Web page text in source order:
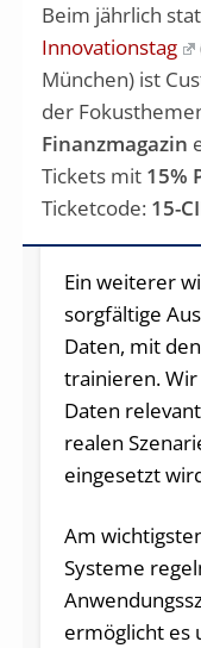
Beim jährlich
Innovationstag
München) ist
der
Finanzmagazin
Tickets mit 15%
Ticketcode: 15-
Ein weiterer
sorgfältige
Daten, mit
trainieren. Wir
Daten
realen
eingesetzt
Am
Systeme
ermöglicht es